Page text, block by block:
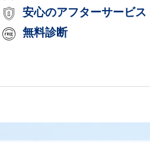
安心のアフターサービス
無料診断